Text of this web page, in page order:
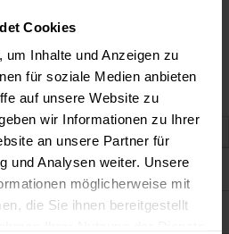
Cookies
Inhalte und Anzeigen zu
für soziale Medien anbieten
auf unsere Website zu
wir Informationen zu Ihrer
an unsere Partner für
und Analysen weiter. Unsere
möglicherweise mit
die Sie ihnen bereitgestellt
(B-Ware)